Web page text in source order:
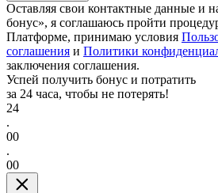
Оставляя свои контактные данные и
бонус», я соглашаюсь пройти
Платформе, принимаю условия
соглашения и Политики
заключения соглашения.
Успей получить бонус и потратить
за 24 часа, чтобы не потерять!
24
.
00
.
00